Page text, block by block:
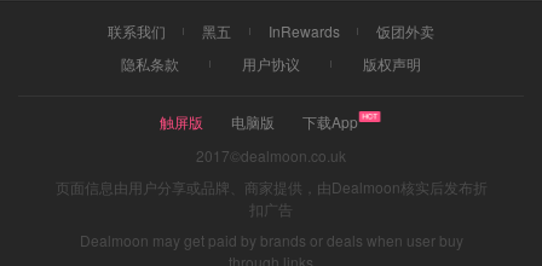
联系我们 黑五 InRewards
饭团外卖
隐私条款
用户协议 版权声明
触屏版 电脑版
下载App
2017©dealmoon.co.uk
页面信息由用户分享或品牌、商家提供，由Dealmoon核实后发布折
扣广告
Dealmoon may get paid by brands or deals when user buy
through links